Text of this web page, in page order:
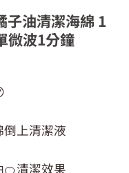
子油清潔海綿 1
微波1分鐘
上清潔液
清潔效果